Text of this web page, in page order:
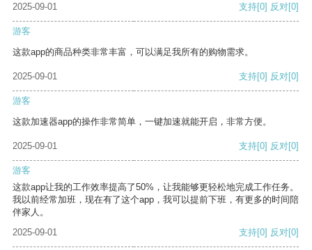
2025-09-01
支持[0] 反对[0]
游客
这款app的商品种类非常丰富，可以满足我所有的购物需求。
2025-09-01 支持[0] 反对[0]
游客
这款加速器app的操作非常简单，一键加速就能开启，非常方便。
2025-09-01 支持[0] 反对[0]
游客
这款app让我的工作效率提高了50%，让我能够更轻松地完成工作任务。
我以前经常加班，现在有了这个app，我可以提前下班，有更多的时间陪
伴家人。
2025-09-01
支持[0] 反对[0]